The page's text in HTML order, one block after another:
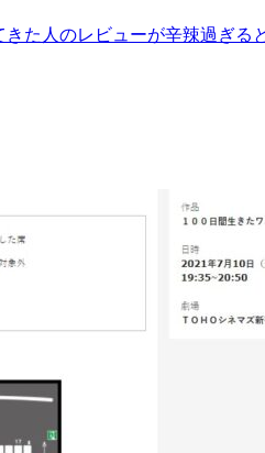
きた人のレビューが辛辣過ぎ